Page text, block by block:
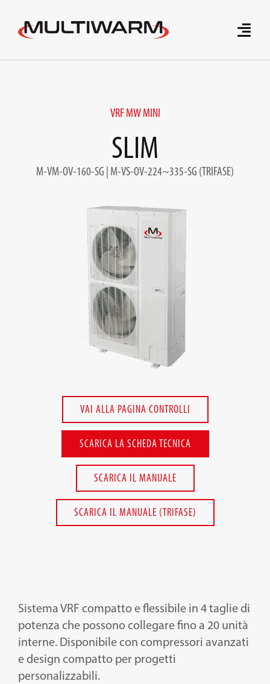
content
Toggle
Tecnologie Innovative
Français
Deutsch
VRF MW MINI
SLIM
M-VM-OV-160-SG | M-VS-OV-224~335-SG (TRIFASE)
VAI ALLA PAGINA CONTROLLI
SCARICA LA SCHEDA TECNICA
SCARICA IL MANUALE
SCARICA IL MANUALE (TRIFASE)
Sistema VRF compatto e flessibile in 4 taglie di
potenza che possono collegare fino a 20 unità
interne. Disponibile con compressori avanzati
e design compatto per progetti
personalizzabili.